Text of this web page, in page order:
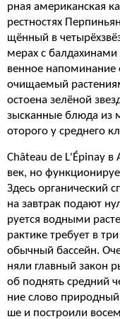
рная американская
рестностях
щённый в
мерах с
венное
очищаемый
остоена зелёной
зысканные блюда из
оторого у среднего
Château de L'Épinay
век, но
Здесь органический
на завтрак подают
руется водными
рактике требует в
обычный бассейн.
няли главный закон
об поднять средний
ние слово
ше и построили